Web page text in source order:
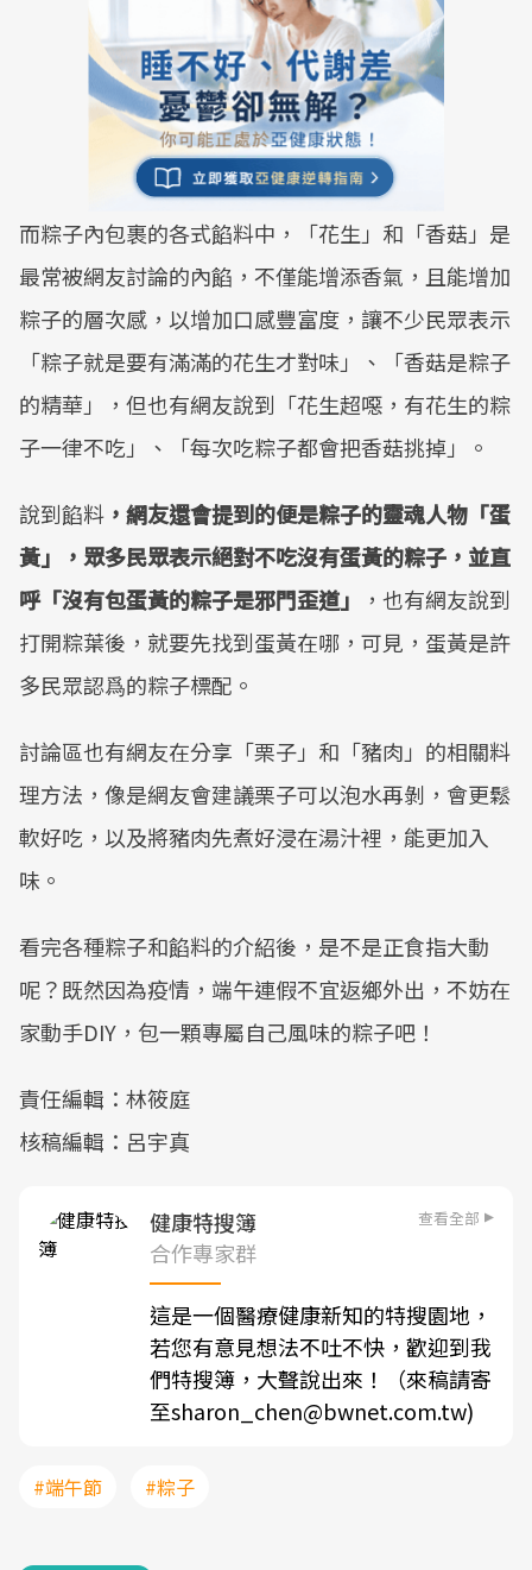
而粽子內包裹的各式餡料中，「花生」和「香菇」是
最常被網友討論的內餡，不僅能增添香氣，且能增加
粽子的層次感，以增加口感豐富度，讓不少民眾表示
「粽子就是要有滿滿的花生才對味」、「香菇是粽子
的精華」，但也有網友說到「花生超噁，有花生的粽
子一律不吃」、「每次吃粽子都會把香菇挑掉」。
說到餡料 ，網友還會提到的便是粽子的靈魂人物「蛋
黃」，眾多民眾表示絕對不吃沒有蛋黃的粽子，並直
呼「沒有包蛋黃的粽子是邪門歪道」
，也有網友說到
打開粽葉後，就要先找到蛋黃在哪，可見，蛋黃是許
多民眾認爲的粽子標配。
討論區也有網友在分享「栗子」和「豬肉」的相關料
理方法，像是網友會建議栗子可以泡水再剝，會更鬆
軟好吃，以及將豬肉先煮好浸在湯汁裡，能更加入
味。
看完各種粽子和餡料的介紹後，是不是正食指大動
呢？既然因為疫情，端午連假不宜返鄉外出，不妨在
家動手DIY，包一顆專屬自己風味的粽子吧！
責任編輯：林筱庭
核稿編輯：呂宇真
健康特搜簿 查看全部
合作專家群
這是一個醫療健康新知的特搜園地，
若您有意見想法不吐不快，歡迎到我
們特搜簿，大聲說出來！（來稿請寄
至sharon_chen@bwnet.com.tw)
#端午節 #粽子